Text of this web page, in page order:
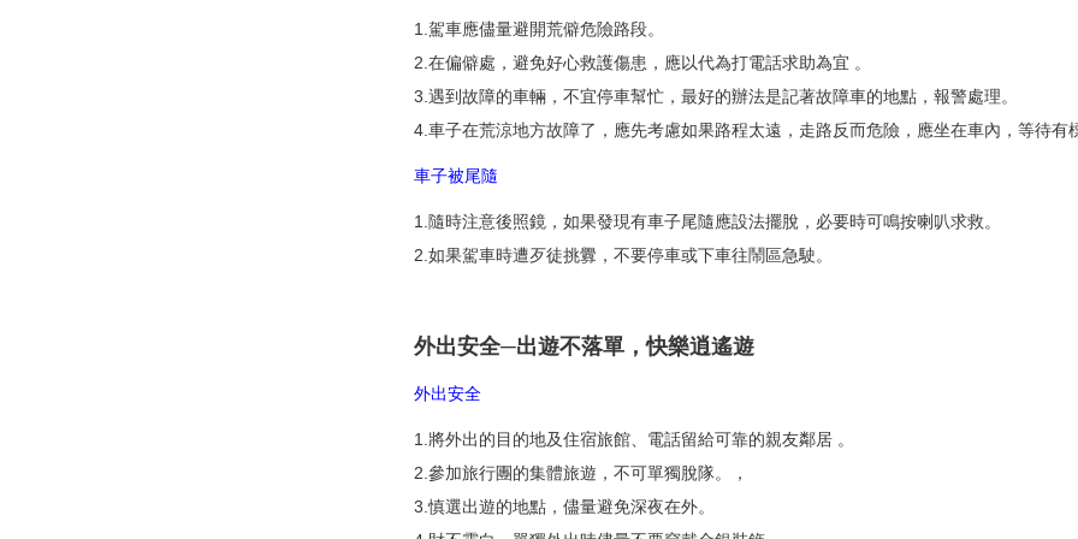
1.駕車應儘量避開荒僻危險路段。
2.在偏僻處，避免好心救護傷患，應以代為打電話求助為宜 。
3.遇到故障的車輛，不宜停車幫忙，最好的辦法是記著故障車的地點，報警處理。
4.車子在荒涼地方故障了，應先考慮如果路程太遠，走路反而危險，應坐在車內，等待有
車子被尾隨
1.隨時注意後照鏡，如果發現有車子尾隨應設法擺脫，必要時可鳴按喇叭求救。
2.如果駕車時遭歹徒挑釁，不要停車或下車往鬧區急駛。
外出安全─出遊不落單，快樂逍遙遊
外出安全
1.將外出的目的地及住宿旅館、電話留給可靠的親友鄰居 。
2.參加旅行團的集體旅遊，不可單獨脫隊。，
3.慎選出遊的地點，儘量避免深夜在外。